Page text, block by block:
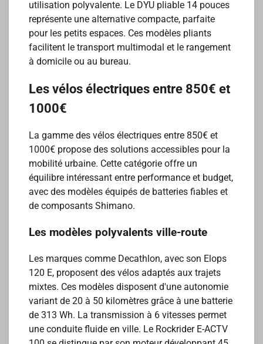
utilisation polyvalente. Le DYU pliable 14 pouces
représente une alternative compacte, parfaite
pour les petits espaces. Ces modèles pliants
facilitent le transport multimodal et le rangement
à domicile ou au bureau.
Les vélos électriques entre 850€ et
1000€
La gamme des vélos électriques entre 850€ et
1000€ propose des solutions accessibles pour la
mobilité urbaine. Cette catégorie offre un
équilibre intéressant entre performance et budget,
avec des modèles équipés de batteries fiables et
de composants Shimano.
Les modèles polyvalents ville-route
Les marques comme Decathlon, avec son Elops
120 E, proposent des vélos adaptés aux trajets
mixtes. Ces modèles disposent d'une autonomie
variant de 20 à 50 kilomètres grâce à une batterie
de 313 Wh. La transmission à 6 vitesses permet
une conduite fluide en ville. Le Rockrider E-ACTV